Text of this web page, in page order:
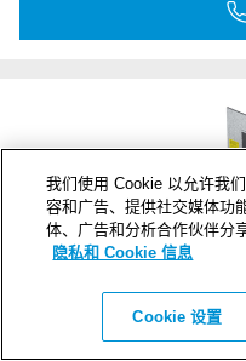
G 4+4x2 W Ex AISI316
我们使用 Cookie 以允许我
容和广告、提供社交媒体功
体、广告和分析合作伙伴分
隐私和 Cookie 信息
Cookie 设置